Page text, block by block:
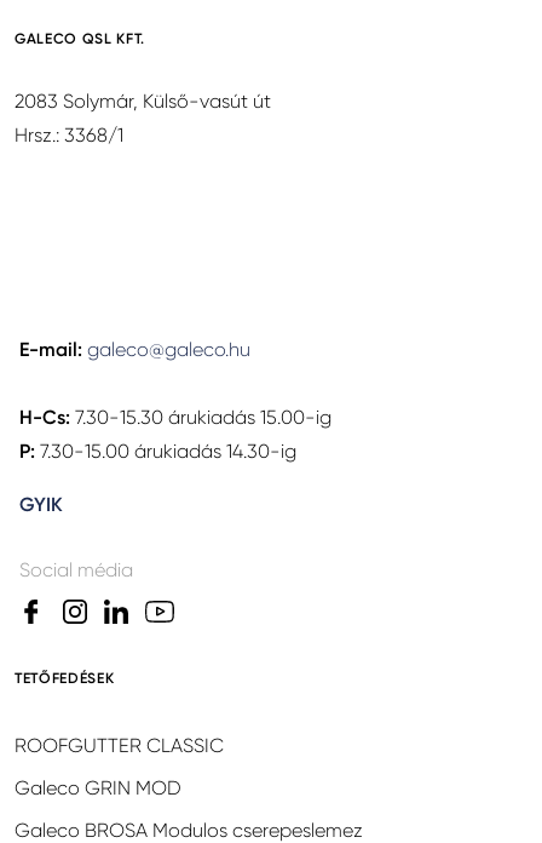
GALECO QSL KFT.
2083 Solymár, Külső-vasút út
Hrsz.: 3368/1
E-mail: galeco@galeco.hu
H-Cs: 7.30-15.30 árukiadás 15.00-ig
P: 7.30-15.00 árukiadás 14.30-ig
GYIK
Social média
TETŐFEDÉSEK
ROOFGUTTER CLASSIC
Galeco GRIN MOD
Galeco BROSA Modulos cserepeslemez